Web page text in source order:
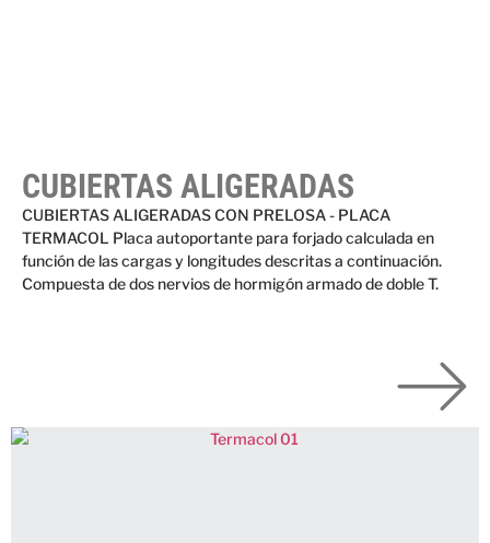
CUBIERTAS ALIGERADAS
CUBIERTAS ALIGERADAS CON PRELOSA - PLACA
TERMACOL Placa autoportante para forjado calculada en
función de las cargas y longitudes descritas a continuación.
Compuesta de dos nervios de hormigón armado de doble T.